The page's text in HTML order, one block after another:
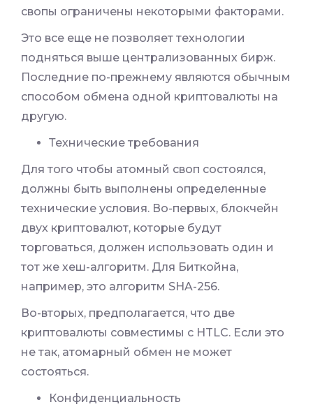
свопы ограничены некоторыми факторами.
Это все еще не позволяет технологии
подняться выше централизованных бирж.
Последние по-прежнему являются обычным
способом обмена одной криптовалюты на
другую.
Технические требования
Для того чтобы атомный своп состоялся,
должны быть выполнены определенные
технические условия. Во-первых, блокчейн
двух криптовалют, которые будут
торговаться, должен использовать один и
тот же хеш-алгоритм. Для Биткойна,
например, это алгоритм SHA-256.
Во-вторых, предполагается, что две
криптовалюты совместимы с HTLC. Если это
не так, атомарный обмен не может
состояться.
Конфиденциальность